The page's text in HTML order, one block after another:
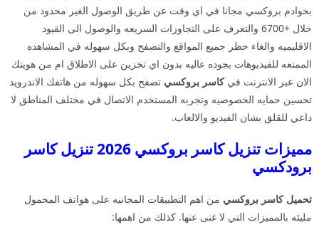
بخوادم بروكسي مجانا في اي وقت عن طريق الوصول الغير محدود من
خلال +6700 والتعرف على التجاوزات السريعه والوصول الى القيود
الاقليميه والغاء حظر جميع المواقع والتصفح وبكل سهوله في المشاهده
الممتعه للفيديوهات بجوده عاليه بدون اي تخزين على الاطلاق ام من هويتك
الان عبر الانترنت فيكاسر بروكسي تصفح بكل سهوله من هاتفك الاندرويد
تحسين حمايه الخصوصيه وتجربه المستخدم الاتصال في مختلف المناطق لا
داعي للقلق بشان الفيديو والالعاب.
مميزات تنزيل كاسر بروكسي 2026 تنزيل كاسر
برودكسي
تحميل كاسر بروكسي من اهم التطبيقات المجانيه على هواتف المحمول
مليئه بالمميزات التي لا غنى عنها. كذلك من اهمها: